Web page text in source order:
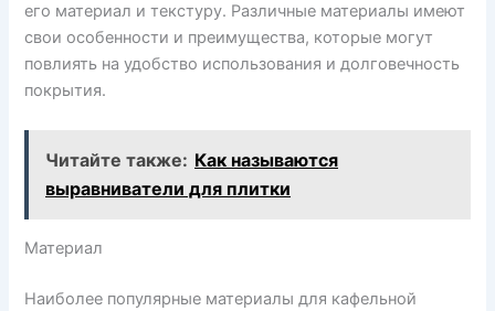
его материал и текстуру. Различные материалы имеют
свои особенности и преимущества, которые могут
повлиять на удобство использования и долговечность
покрытия.
Читайте также: Как называются
выравниватели для плитки
Материал
Наиболее популярные материалы для кафельной